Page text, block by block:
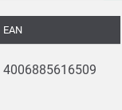
EAN
4006885616509